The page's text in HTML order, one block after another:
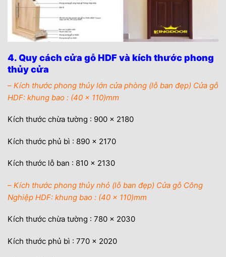
4. Quy cách cửa gỗ HDF và kích thước phong
thủy cửa
– Kích thước phong thủy lớn cửa phòng (lỗ ban đẹp) Cửa gỗ
HDF: khung bao : (40 x 110)mm
Kích thước chừa tường : 900 x 2180
Kích thước phủ bì : 890 x 2170
Kích thước lỗ ban : 810 x 2130
– Kích thước phong thủy nhỏ (lỗ ban đẹp) Cửa gỗ Công
Nghiệp HDF: khung bao : (40 x 110)mm
Kích thước chừa tường : 780 x 2030
Kích thước phủ bì : 770 x 2020